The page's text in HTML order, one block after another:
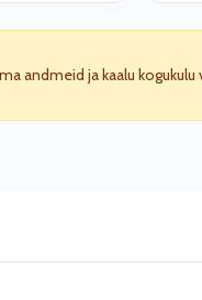
andmeid ja kaalu kogukulu